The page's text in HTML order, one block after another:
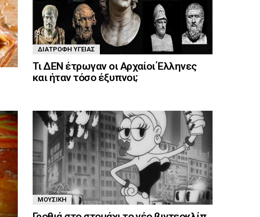
ΔΙΑΤΡΟΦΉ ΥΓΕΊΑΣ
Τι ΔΕΝ έτρωγαν οι Αρχαίοι Έλληνες
και ήταν τόσο έξυπνοι;
ΜΟΥΣΙΚΉ